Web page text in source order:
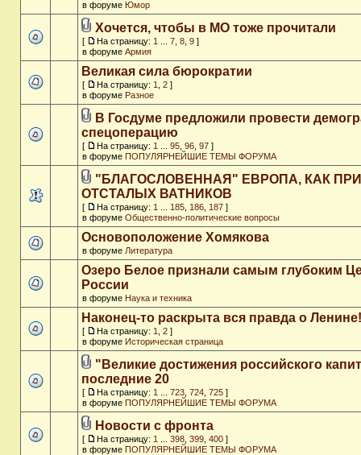
в форуме Юмор
Хочется, чтобы в МО тоже прочитали
[ На страницу: 1 7 8 9 ]
в форуме Армия
Великая сила бюрократии
[ На страницу: 1 2 ]
в форуме Разное
В Госдуме предложили провести
спецоперацию
[ На страницу: 1 95 96 97 ]
в форуме ПОПУЛЯРНЕЙШИЕ ТЕМЫ ФОРУМА
"БЛАГОСЛОВЕННАЯ" ЕВРОПА, КАК
ОТСТАЛЫХ ВАТНИКОВ
[ На страницу: 1 185 186 187 ]
в форуме Общественно-политические вопросы
Основоположение Хомякова
в форуме Литература
Озеро Белое признали самым глубоким
России
в форуме Наука и техника
Наконец-то раскрыта вся правда о Ленине!
[ На страницу: 1 2 ]
в форуме Историческая страница
"Великие достижения российского
последние 20
[ На страницу: 1 723 724 725 ]
в форуме ПОПУЛЯРНЕЙШИЕ ТЕМЫ ФОРУМА
Новости с фронта
[ На страницу: 1 398 399 400 ]
в форуме ПОПУЛЯРНЕЙШИЕ ТЕМЫ ФОРУМА